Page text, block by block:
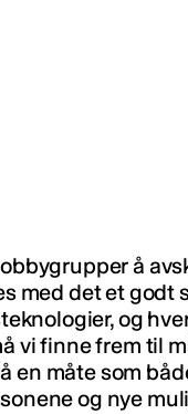
å
med det et godt
og
vi finne frem til
en måte som
og nye